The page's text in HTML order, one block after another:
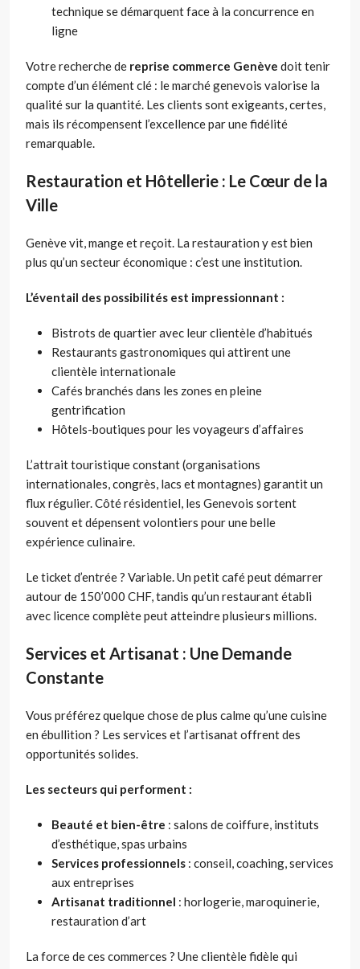
technique se démarquent face à la concurrence en
ligne
Votre recherche de reprise commerce Genève doit tenir
compte d’un élément clé : le marché genevois valorise la
qualité sur la quantité. Les clients sont exigeants, certes,
mais ils récompensent l’excellence par une fidélité
remarquable.
Restauration et Hôtellerie : Le Cœur de la
Ville
Genève vit, mange et reçoit. La restauration y est bien
plus qu’un secteur économique : c’est une institution.
L’éventail des possibilités est impressionnant :
Bistrots de quartier avec leur clientèle d’habitués
Restaurants gastronomiques qui attirent une
clientèle internationale
Cafés branchés dans les zones en pleine
gentrification
Hôtels-boutiques pour les voyageurs d’affaires
L’attrait touristique constant (organisations
internationales, congrès, lacs et montagnes) garantit un
flux régulier. Côté résidentiel, les Genevois sortent
souvent et dépensent volontiers pour une belle
expérience culinaire.
Le ticket d’entrée ? Variable. Un petit café peut démarrer
autour de 150’000 CHF, tandis qu’un restaurant établi
avec licence complète peut atteindre plusieurs millions.
Services et Artisanat : Une Demande
Constante
Vous préférez quelque chose de plus calme qu’une cuisine
en ébullition ? Les services et l’artisanat offrent des
opportunités solides.
Les secteurs qui performent :
Beauté et bien-être : salons de coiffure, instituts
d’esthétique, spas urbains
Services professionnels : conseil, coaching, services
aux entreprises
Artisanat traditionnel : horlogerie, maroquinerie,
restauration d’art
La force de ces commerces ? Une clientèle fidèle qui